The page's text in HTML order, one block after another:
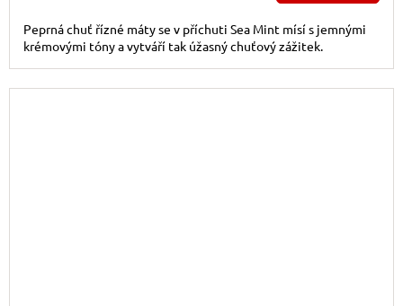
Peprná chuť řízné máty se v příchuti Sea Mint mísí s jemnými
krémovými tóny a vytváří tak úžasný chuťový zážitek.